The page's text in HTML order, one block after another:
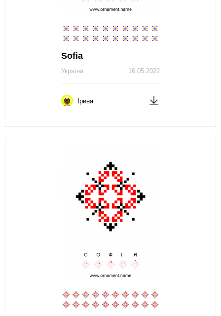
Sofia
16.05.2022
Україна
Ірина